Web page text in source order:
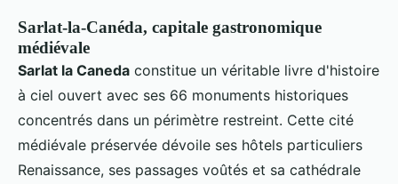
Sarlat-la-Canéda, capitale gastronomique
médiévale
Sarlat la Caneda constitue un véritable livre d'histoire
à ciel ouvert avec ses 66 monuments historiques
concentrés dans un périmètre restreint. Cette cité
médiévale préservée dévoile ses hôtels particuliers
Renaissance, ses passages voûtés et sa cathédrale